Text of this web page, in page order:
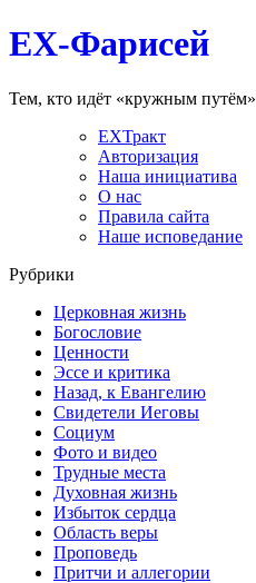
EX-Фарисей
Тем, кто идёт «кружным путём»
EXТракт
Авторизация
Наша инициатива
О нас
Правила сайта
Наше исповедание
Рубрики
Церковная жизнь
Богословие
Ценности
Эссе и критика
Назад, к Евангелию
Свидетели Иеговы
Социум
Фото и видео
Трудные места
Духовная жизнь
Избыток сердца
Область веры
Проповедь
Притчи и аллегории